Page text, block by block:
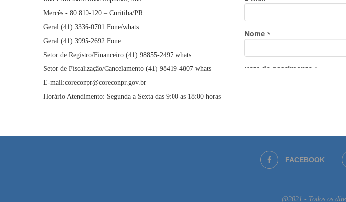
Mercês - 80.810-120 – Curitiba/PR
Geral (41) 3336-0701 Fone/whats
Geral (41) 3995-2692 Fone
Setor de Registro/Financeiro (41) 98855-2497 whats
Setor de Fiscalização/Cancelamento (41) 98419-4807 whats
E-mail:coreconpr@coreconpr.gov.br
Horário Atendimento: Segunda a Sexta das 9:00 as 18:00 horas
FACEBOOK
@2021 - Todos os